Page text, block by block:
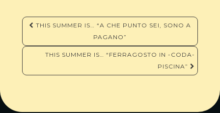
Navigazione
articoli
THIS SUMMER IS… “A CHE PUNTO SEI, SONO A
PAGANO”
THIS SUMMER IS… “FERRAGOSTO IN -CODA-
PISCINA”